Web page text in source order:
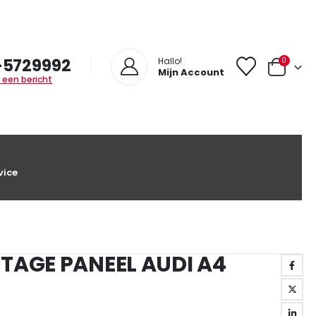
bericht
Hallo!
Mijn Account
0
PANEEL AUDI A4